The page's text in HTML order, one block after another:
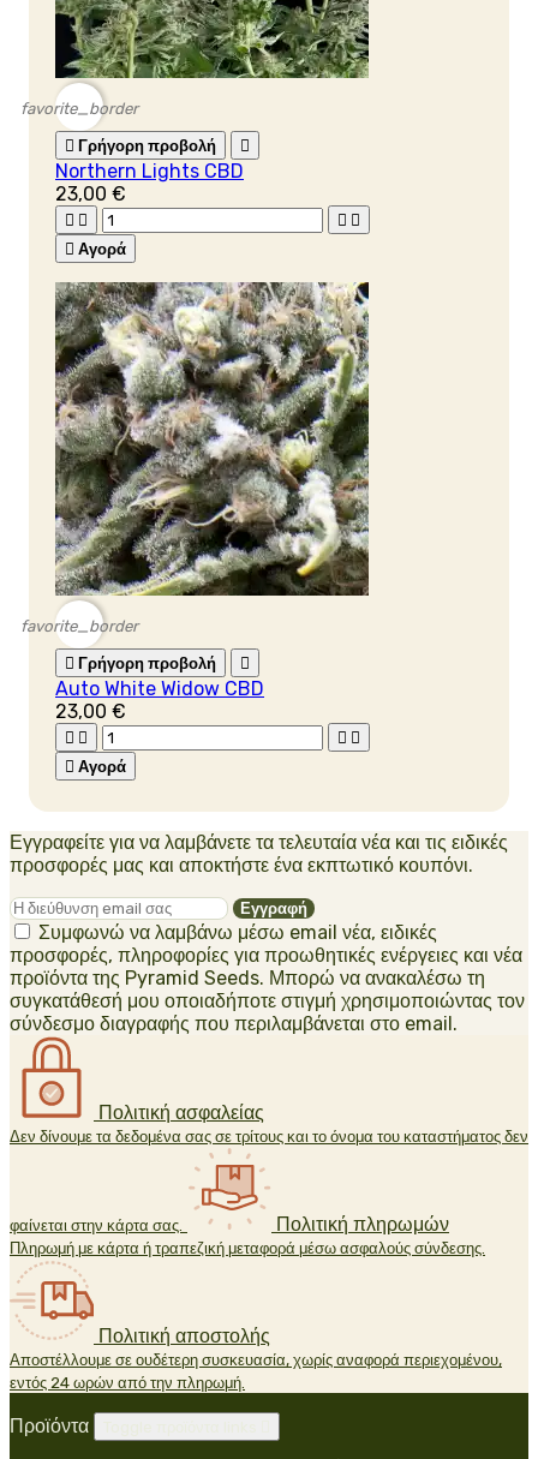
favorite_border
 Γρήγορη προβολή 
Northern Lights CBD
23,00 €
   
 Αγορά
favorite_border
 Γρήγορη προβολή 
Auto White Widow CBD
23,00 €
   
 Αγορά
Εγγραφείτε για να λαμβάνετε τα τελευταία νέα και τις ειδικές
προσφορές μας και αποκτήστε ένα εκπτωτικό κουπόνι.
Συμφωνώ να λαμβάνω μέσω email νέα, ειδικές
προσφορές, πληροφορίες για προωθητικές ενέργειες και νέα
προϊόντα της Pyramid Seeds. Μπορώ να ανακαλέσω τη
συγκατάθεσή μου οποιαδήποτε στιγμή χρησιμοποιώντας τον
σύνδεσμο διαγραφής που περιλαμβάνεται στο email.
Πολιτική ασφαλείας
Δεν δίνουμε τα δεδομένα σας σε τρίτους και το όνομα του καταστήματος δεν
φαίνεται στην κάρτα σας. Πολιτική πληρωμών
Πληρωμή με κάρτα ή τραπεζική μεταφορά μέσω ασφαλούς σύνδεσης.
Πολιτική αποστολής
Αποστέλλουμε σε ουδέτερη συσκευασία, χωρίς αναφορά περιεχομένου,
εντός 24 ωρών από την πληρωμή.
Προϊόντα